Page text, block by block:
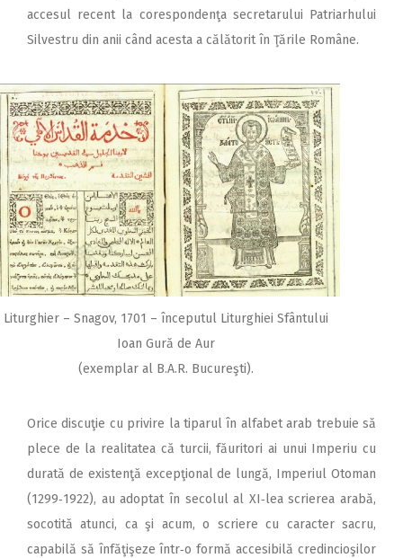
accesul recent la corespondenţa secretarului Patriarhului
Silvestru din anii când acesta a călătorit în Ţările Române.
Liturghier – Snagov, 1701 – începutul Liturghiei Sfântului
Ioan Gură de Aur
(exemplar al B.A.R. Bucureşti).
Orice discuţie cu privire la tiparul în alfabet arab trebuie să
plece de la realitatea că turcii, făuritori ai unui Imperiu cu
durată de existenţă excepţional de lungă, Imperiul Otoman
(1299‑1922), au adoptat în secolul al XI‑lea scrierea arabă,
socotită atunci, ca şi acum, o scriere cu caracter sacru,
capabilă să înfăţişeze într‑o formă accesibilă credincioşilor